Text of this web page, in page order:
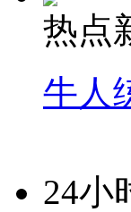
热点
牛人
24小